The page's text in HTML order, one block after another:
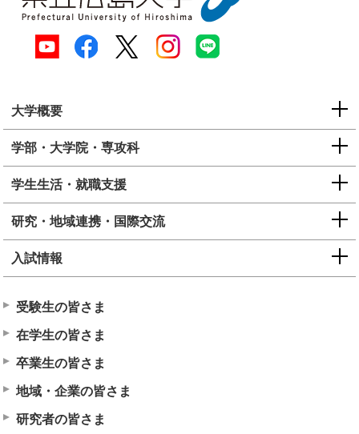
大学概要
学部・大学院・専攻科
学生生活・就職支援
研究・地域連携・国際交流
入試情報
受験生の皆さま
在学生の皆さま
卒業生の皆さま
地域・企業の皆さま
研究者の皆さま